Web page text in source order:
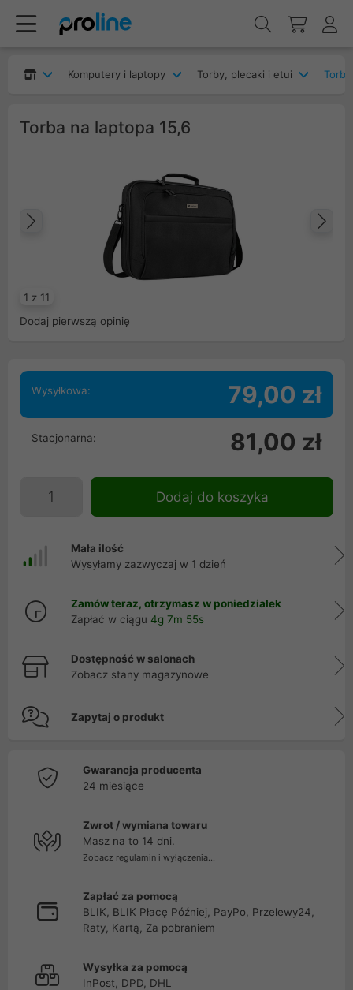
Komputery i laptopy Torby, plecaki i etui
Torba na laptopa 15,6
1 z 11
Poprzedni
Dodaj pierwszą opinię
Wysyłkowa: 79,00 zł
Stacjonarna: 81,00 zł
Dodaj do koszyka
Mała ilość
Wysyłamy zazwyczaj w 1 dzień
Zamów teraz, otrzymasz w poniedziałek
Zapłać w ciągu 4g 7m 54s
Dostępność w salonach
Zobacz stany magazynowe
Zapytaj o produkt
Gwarancja producenta
24 miesiące
Zwrot / wymiana towaru
Masz na to 14 dni.
Zobacz regulamin i wyłączenia...
Zapłać za pomocą
BLIK, BLIK Płacę Później, PayPo, Przelewy24,
Raty, Kartą, Za pobraniem
Wysyłka za pomocą
InPost, DPD, DHL